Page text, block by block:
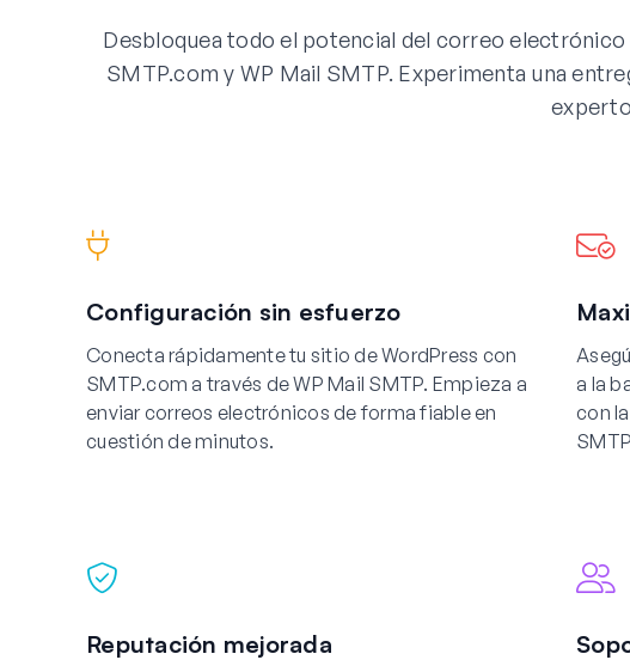
Desbloquea todo el potencial del correo
SMTP.com y WP Mail SMTP. Experimenta una
Configuración sin esfuerzo
Conecta rápidamente tu sitio de WordPress con
SMTP.com a través de WP Mail SMTP. Empieza a
enviar correos electrónicos de forma fiable en
cuestión de minutos.
a la
con
Reputación mejorada